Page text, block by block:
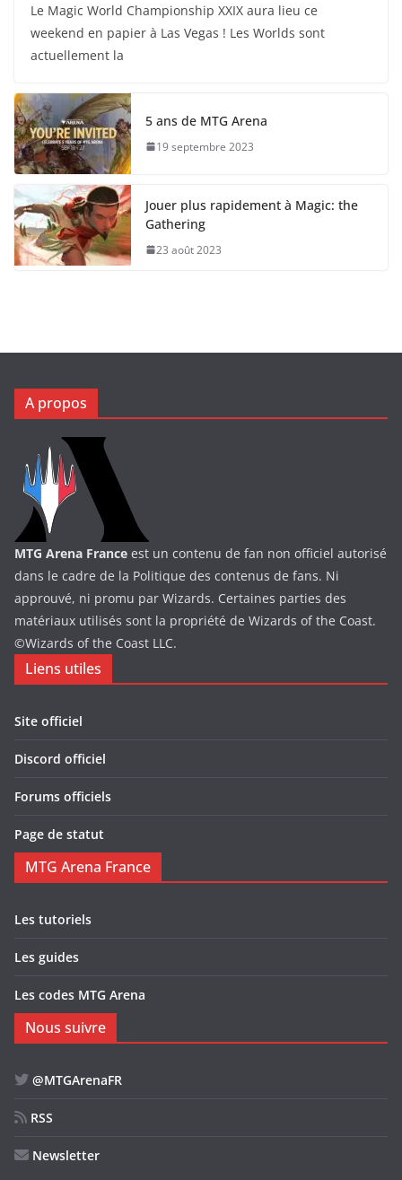
Le Magic World Championship XXIX aura lieu ce
weekend en papier à Las Vegas ! Les Worlds sont
actuellement la
5 ans de MTG Arena
19 septembre 2023
Jouer plus rapidement à Magic: the
Gathering
23 août 2023
A propos
MTG Arena France est un contenu de fan non officiel autorisé
dans le cadre de la Politique des contenus de fans. Ni
approuvé, ni promu par Wizards. Certaines parties des
matériaux utilisés sont la propriété de Wizards of the Coast.
©Wizards of the Coast LLC.
Liens utiles
Site officiel
Discord officiel
Forums officiels
Page de statut
MTG Arena France
Les tutoriels
Les guides
Les codes MTG Arena
Nous suivre
@MTGArenaFR
RSS
Newsletter